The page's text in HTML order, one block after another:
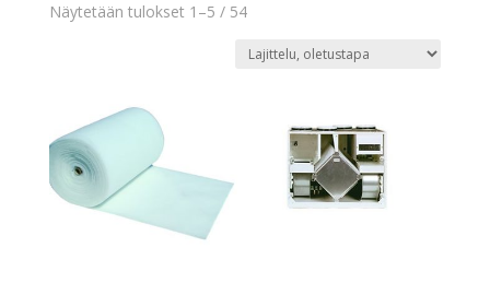
Näytetään tulokset 1–5 / 54